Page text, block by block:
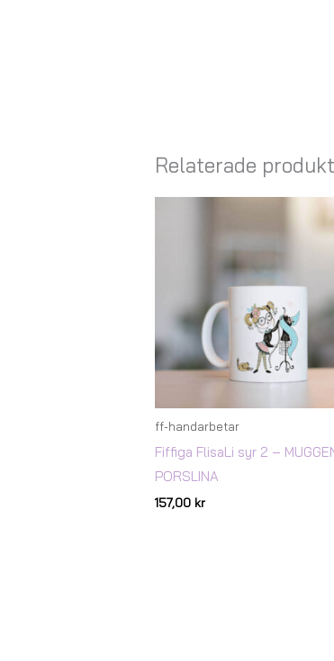
Relaterade
ff-handarbetar
Fiffiga FlisaLi syr 2 –
PORSLINA
157,00 kr